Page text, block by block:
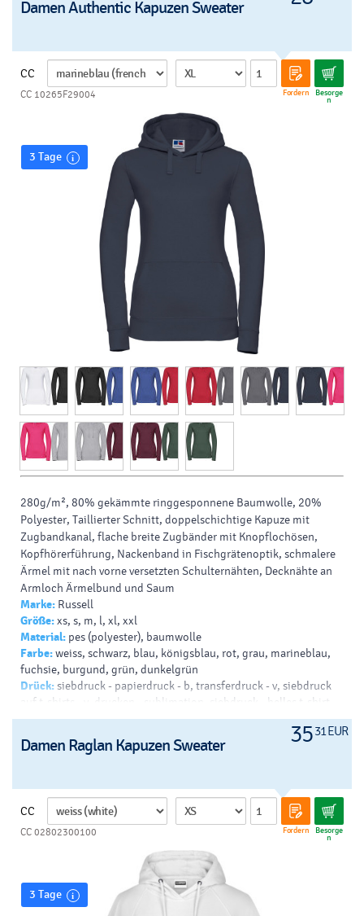
Damen Authentic Kapuzen Sweater
CC
Fordern Besorge
n
CC 10265F29004
3 Tage
280g/m², 80% gekämmte ringgesponnene Baumwolle, 20%
Polyester, Taillierter Schnitt, doppelschichtige Kapuze mit
Zugbandkanal, flache breite Zugbänder mit Knopflochösen,
Kopfhörerführung, Nackenband in Fischgrätenoptik, schmalere
Ärmel mit nach vorne versetzten Schulternähten, Decknähte an
Armloch Ärmelbund und Saum
Marke: Russell
Größe:xs, s, m, l, xl, xxl
Material: pes (polyester), baumwolle
Farbe:weiss, schwarz, blau, königsblau, rot, grau, marineblau,
fuchsie, burgund, grün, dunkelgrün
Drück: siebdruck - papierdruck - b, transferdruck - v, siebdruck
auf t-shirts - v, drucken - sublimation, siebdruck - helles t-shirt -
b, siebdruck - dunkles t-shirt - b
3531 EUR
Damen Raglan Kapuzen Sweater
CC
Fordern Besorge
n
CC 02802300100
3 Tage